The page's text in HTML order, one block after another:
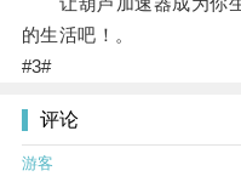
的生活吧！。
#3#
评论
游客